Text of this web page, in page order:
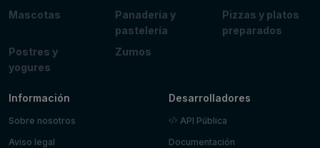
Mascotas
Panadería y
pastelería
Pizzas y platos
preparados
Postres y
yogures
Zumos
Información
Sobre nosotros
Aviso legal
Desarrolladores
API Pública
Documentación